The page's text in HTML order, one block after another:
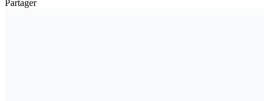
Partager